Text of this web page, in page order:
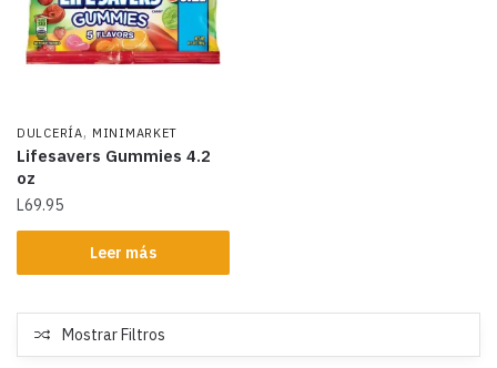
DULCERÍA, MINIMARKET
Lifesavers Gummies 4.2
oz
L69.95
Leer más
Mostrar Filtros